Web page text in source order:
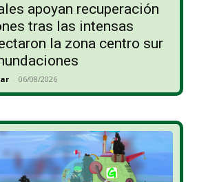
apoyan recuperación
tras las intensas
la zona centro sur
- 06/08/2026